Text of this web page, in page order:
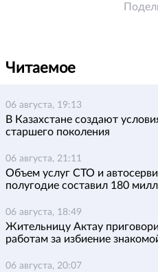
Читаемое
06 августа, 19:13
В Казахстане создают
старшего поколения
06 августа, 21:11
Объем услуг СТО и
полугодие составил 180
06 августа, 18:49
Жительницу Актау
работам за избиение
06 августа, 20:07